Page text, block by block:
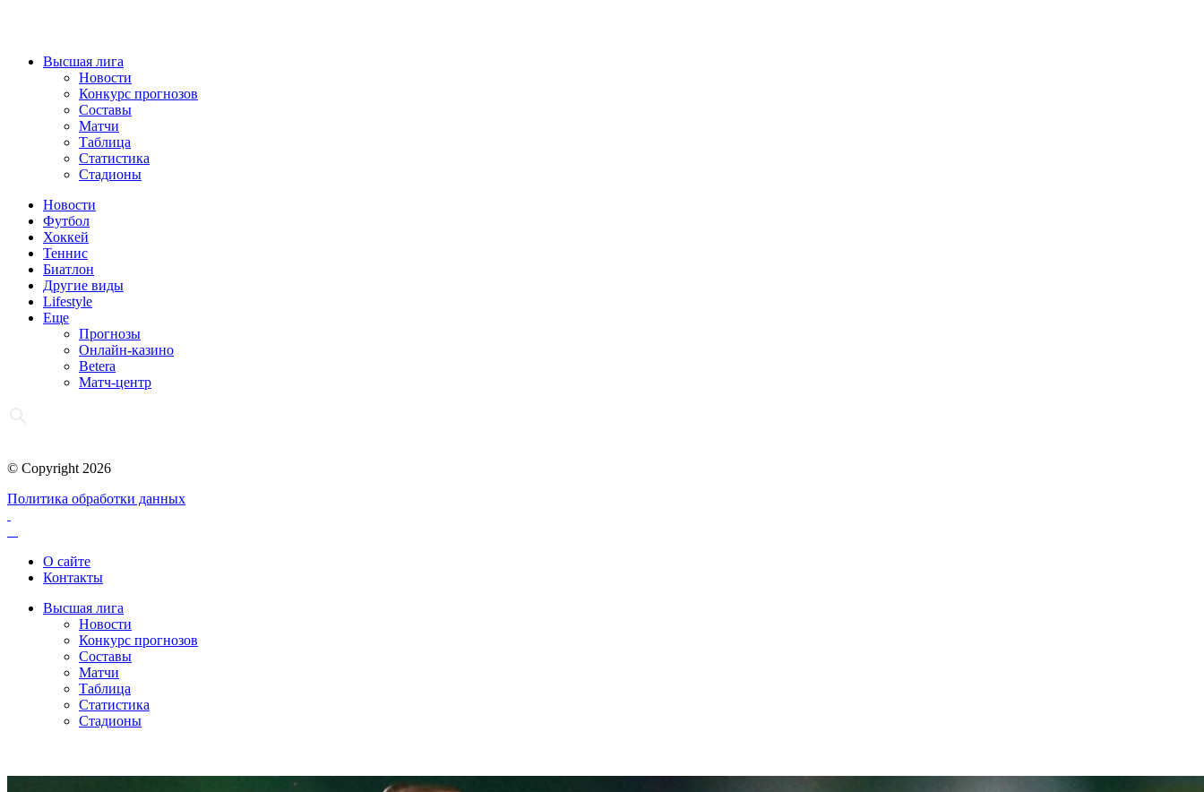
Высшая лига
Новости
Конкурс прогнозов
Составы
Матчи
Таблица
Статистика
Стадионы
Новости
Футбол
Хоккей
Теннис
Биатлон
Другие виды
Lifestyle
Еще
Прогнозы
Онлайн-казино
Betera
Матч-центр
© Copyright 2026
Политика обработки данных
О сайте
Контакты
Высшая лига
Новости
Конкурс прогнозов
Составы
Матчи
Таблица
Статистика
Стадионы